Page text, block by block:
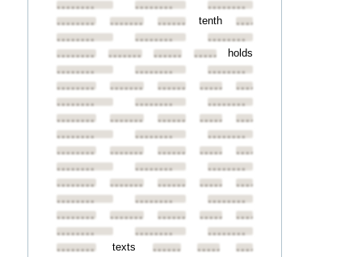
••••••••
••••••••
••••••••
••••••••
•••••••• ••••••••tenth ••••••••
••••••••
••••••••
••••••••
••••••••
•••••••• •••••••• ••••••••holds
••••••••
••••••••
••••••••
••••••••
•••••••• •••••••• ••••••••••••••••
••••••••
••••••••
••••••••
••••••••
•••••••• •••••••• ••••••••••••••••
••••••••
••••••••
••••••••
••••••••
•••••••• •••••••• ••••••••••••••••
••••••••
••••••••
••••••••
••••••••
•••••••• •••••••• ••••••••••••••••
••••••••
••••••••
••••••••
••••••••
•••••••• •••••••• ••••••••••••••••
••••••••
••••••••
••••••••
•••••••• texts •••••••• ••••••••••••••••